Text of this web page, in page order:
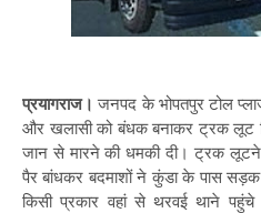
प्रयागराज। जनपद के भोपतपुर टोल
और खलासी को बंधक बनाकर ट्रक लूट
जान से मारने की धमकी दी। ट्रक
पैर बांधकर बदमाशों ने कुंडा के पास सड़क
किसी प्रकार वहां से थरवई थाने